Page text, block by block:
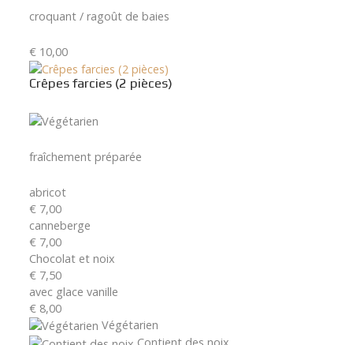
croquant / ragoût de baies
€ 10,00
Crêpes farcies (2 pièces)
fraîchement préparée
abricot
€ 7,00
canneberge
€ 7,00
Chocolat et noix
€ 7,50
avec glace vanille
€ 8,00
Végétarien